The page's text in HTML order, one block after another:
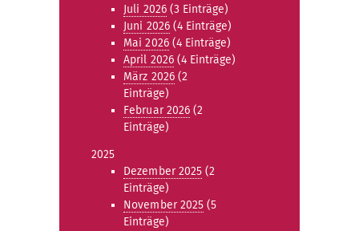
Juli 2026(3 Einträge)
Juni 2026(4 Einträge)
Mai 2026(4 Einträge)
April 2026 (4 Einträge)
März 2026(2
Einträge)
Februar 2026 (2
Einträge)
2025
Dezember 2025 (2
Einträge)
November 2025 (5
Einträge)